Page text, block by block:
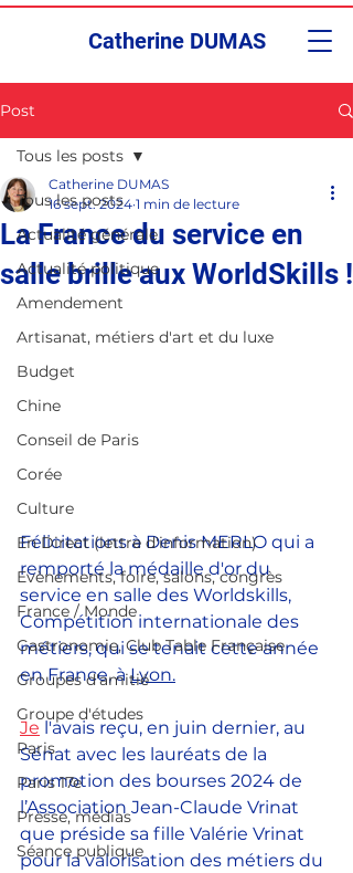
Catherine DUMAS
Post
Tous les posts
Actualité générale
Actualité politique
Amendement
Artisanat, métiers d'art et du luxe
Budget
Chine
Conseil de Paris
Corée
Culture
En Direct (lettre d'information)
Evènements, foire, salons, congrès
France / Monde
Gastronomie, Club Table Française
Groupes d'amitié
Groupe d'études
Paris
Paris 17e
Presse, médias
Séance publique
Tous les posts
La France du service en
salle brille aux WorldSkills !
Catherine DUMAS
16 sept. 2024 1 min de lecture
Félicitations à Denis MERLO qui a
remporté la médaille d'or du
service en salle des Worldskills,
Compétition internationale des
métiers, qui se tenait cette année
en France, à Lyon.
Je l'avais reçu, en juin dernier, au
Sénat avec les lauréats de la
promotion des bourses 2024 de
l’Association Jean-Claude Vrinat
que préside sa fille Valérie Vrinat
pour la valorisation des métiers du